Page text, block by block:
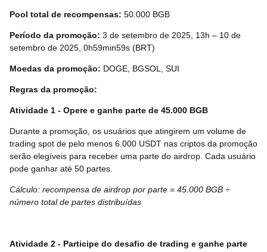
Pool total de recompensas: 50.000 BGB
Período da promoção: 3 de setembro de 2025, 13h – 10 de
setembro de 2025, 0h59min59s (BRT)
Moedas da promoção: DOGE, BGSOL, SUI
Regras da promoção:
Atividade 1 - Opere e ganhe parte de 45.000 BGB
Durante a promoção, os usuários que atingirem um volume de
trading spot de pelo menos 6.000 USDT nas criptos da promoção
serão elegíveis para receber uma parte do airdrop. Cada usuário
pode ganhar até 50 partes.
Cálculo: recompensa de airdrop por parte = 45.000 BGB ÷
número total de partes distribuídas
Atividade 2 - Participe do desafio de trading e ganhe parte